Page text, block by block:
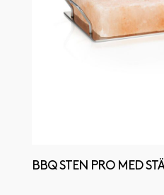
BBQ STEN PRO MED